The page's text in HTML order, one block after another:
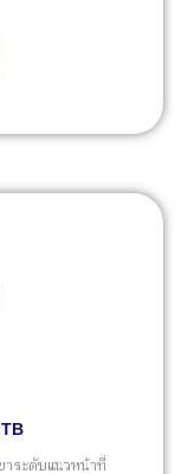
าระดับแนวหน้าที่